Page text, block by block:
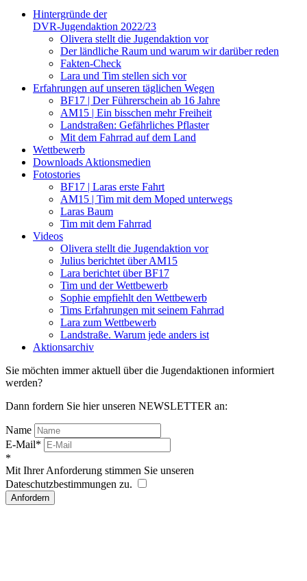
Hintergründe der
DVR-Jugendaktion 2022/23
Olivera stellt die Jugendaktion vor
Der ländliche Raum und warum wir darüber reden
Fakten-Check
Lara und Tim stellen sich vor
Erfahrungen auf unseren täglichen Wegen
BF17 | Der Führerschein ab 16 Jahre
AM15 | Ein bisschen mehr Freiheit
Landstraßen: Gefährliches Pflaster
Mit dem Fahrrad auf dem Land
Wettbewerb
Downloads Aktionsmedien
Fotostories
BF17 | Laras erste Fahrt
AM15 | Tim mit dem Moped unterwegs
Laras Baum
Tim mit dem Fahrrad
Videos
Olivera stellt die Jugendaktion vor
Julius berichtet über AM15
Lara berichtet über BF17
Tim und der Wettbewerb
Sophie empfiehlt den Wettbewerb
Tims Erfahrungen mit seinem Fahrrad
Lara zum Wettbewerb
Landstraße. Warum jede anders ist
Aktionsarchiv
Sie möchten immer aktuell über die Jugendaktionen informiert
werden?
Dann fordern Sie hier unseren NEWSLETTER an:
Name
E-Mail*
*
Mit Ihrer Anforderung stimmen Sie unseren
Dateschutzbestimmungen zu.
Anfordern